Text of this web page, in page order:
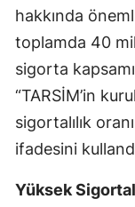
hakkında
toplamda 40
sigorta
“TARSİM’in
sigortalılık
ifadesini
Yüksek